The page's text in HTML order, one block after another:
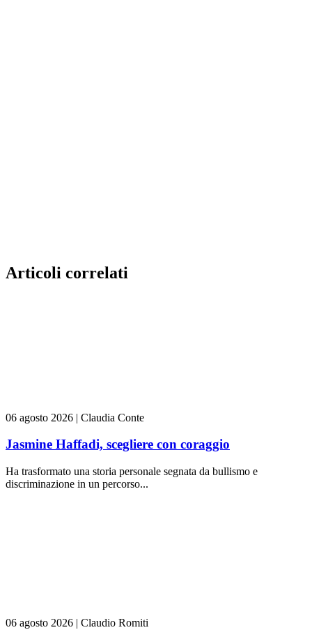
Articoli correlati
06 agosto 2026 | Claudia Conte
Jasmine Haffadi, scegliere con coraggio
Ha trasformato una storia personale segnata da bullismo e
discriminazione in un percorso...
06 agosto 2026 | Claudio Romiti